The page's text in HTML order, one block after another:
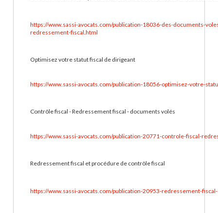
https://www.sassi-avocats.com/publication-18036-des-documents-
redressement-fiscal.html
Optimisez votre statut fiscal de dirigeant
https://www.sassi-avocats.com/publication-18056-optimisez-votre-
Contrôle fiscal - Redressement fiscal - documents volés
https://www.sassi-avocats.com/publication-20771-controle-fiscal-
Redressement fiscal et procédure de contrôle fiscal
https://www.sassi-avocats.com/publication-20953-redressement-